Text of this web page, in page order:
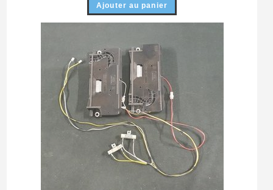
Ajouter au panier